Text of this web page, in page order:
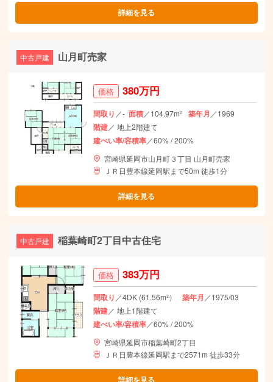
詳細を見る
中古戸建 山月町売家
価格 380万円
間取り ／- 面積／104.97m² 築年月 ／1969
階建／ 地上2階建て
建ぺい率/容積率／60% / 200%
宮崎県延岡市山月町３丁目 山月町売家
ＪＲ日豊本線延岡駅まで50m 徒歩1分
詳細を見る
中古戸建 稲葉崎町2丁目中古住宅
価格 383万円
間取り ／4DK (61.56m²） 築年月 ／1975/03
階建／ 地上1階建て
建ぺい率/容積率／60% / 200%
宮崎県延岡市稲葉崎町2丁目
ＪＲ日豊本線延岡駅まで2571m 徒歩33分
詳細を見る